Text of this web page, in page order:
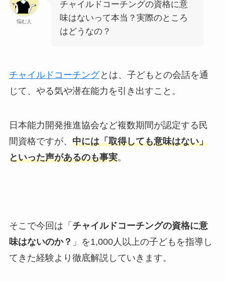
悩む人
チャイルドコーチングの資格に意
味はないって本当？実際のところ
はどうなの？
チャイルドコーチングとは、子どもとの会話を通
じて、やる気や潜在能力を引き出すこと。
日本能力開発推進協会など複数期間が認定する民
間資格ですが、 中には「取得しても意味はない」
といった声があるのも事実。
そこで今回は「 チャイルドコーチングの資格に意
味はないのか？ 」を1,000人以上の子どもを指導し
てきた経験より徹底解説していきます。